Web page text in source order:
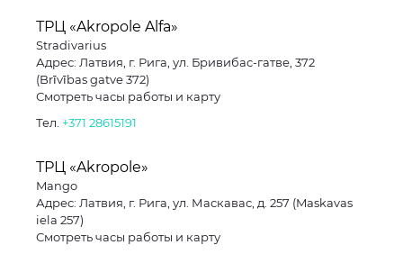
ТРЦ «Akropole Alfa»
Stradivarius
Адрес: Латвия, г. Рига, ул. Бривибас-гатве, 372
(Brīvības gatve 372)
Смотреть часы работы и карту
Тел. +371 28615191
ТРЦ «Akropole»
Mango
Адрес: Латвия, г. Рига, ул. Маскавас, д. 257 (Maskavas
iela 257)
Смотреть часы работы и карту